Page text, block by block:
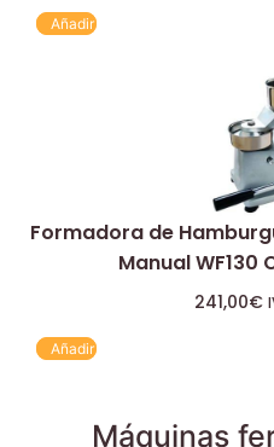
Añadir
Formadora de
Manual
241,00€
Añadir
Máquinas